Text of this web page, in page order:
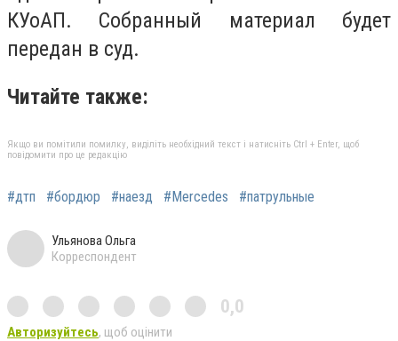
КУоАП. Собранный материал будет
передан в суд.
Читайте также:
Якщо ви помітили помилку, виділіть необхідний текст і натисніть Ctrl + Enter, щоб
повідомити про це редакцію
#дтп #бордюр #наезд #Mercedes #патрульные
Ульянова Ольга
Корреспондент
0,0
Авторизуйтесь, щоб оцінити